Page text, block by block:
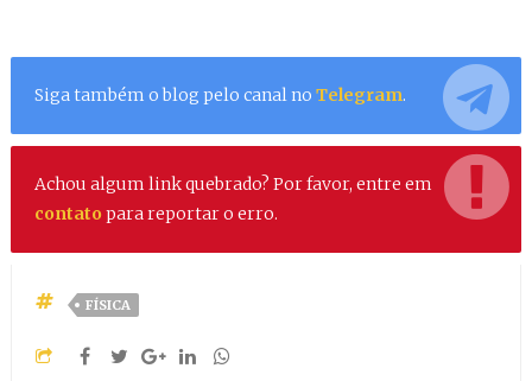
Siga também o blog pelo canal no Telegram.
Achou algum link quebrado? Por favor, entre em
contato para reportar o erro.
FÍSICA